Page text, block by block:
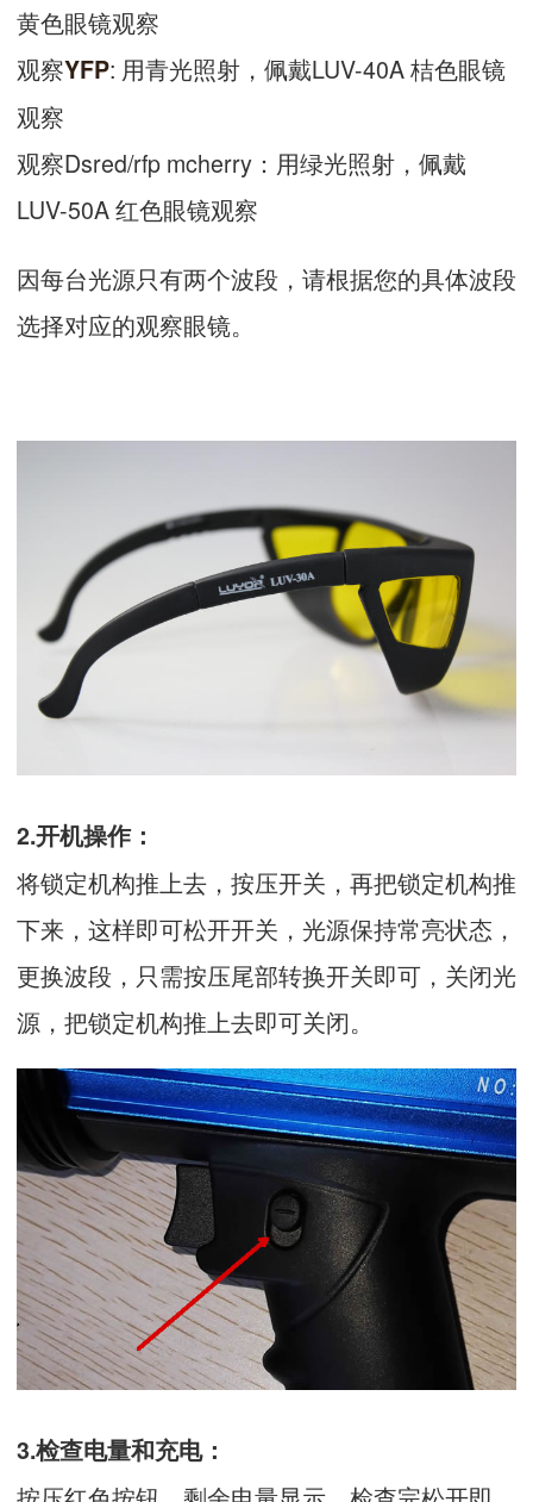
黄色眼镜观察
观察YFP: 用青光照射，佩戴LUV-40A 桔色眼镜
观察
观察Dsred/rfp mcherry：用绿光照射，佩戴
LUV-50A 红色眼镜观察
因每台光源只有两个波段，请根据您的具体波段
选择对应的观察眼镜。
2.开机操作：
将锁定机构推上去，按压开关，再把锁定机构推
下来，这样即可松开开关，光源保持常亮状态，
更换波段，只需按压尾部转换开关即可，关闭光
源，把锁定机构推上去即可关闭。
3.检查电量和充电：